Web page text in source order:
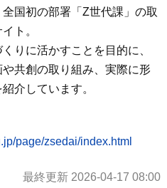
国初の部署「Z世代課」の取
ト。
りに活かすことを目的に、
共創の取り組み、実際に形
介しています。
page/zsedai/index.html
最終更新 2026-04-17 08:00